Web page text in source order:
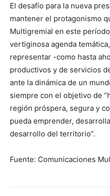
El desafío para la nueva
mantener el protagonismo
Multigremial en este
vertiginosa agenda
representar -como hasta
productivos y de servicios
ante la dinámica de un
siempre con el objetivo de
región próspera, segura y
pueda emprender,
desarrollo del territorio”.
Fuente: Comunicaciones